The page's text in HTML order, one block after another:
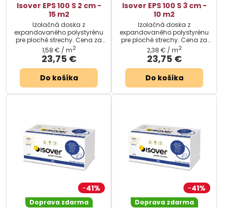
Isover EPS 100 S 2 cm -
15 m2
Izolačná doska z
expandovaného polystyrénu
pre ploché strechy. Cena za
balenie.
23,75 €
1,58 € / m2
Do košíka
Isover EPS 100 S 3 cm -
10 m2
Izolačná doska z
expandovaného polystyrénu
pre ploché strechy. Cena za
balenie.
23,75 €
2,38 € / m2
Do košíka
41%
Doprava zdarma
41%
Doprava zdarma